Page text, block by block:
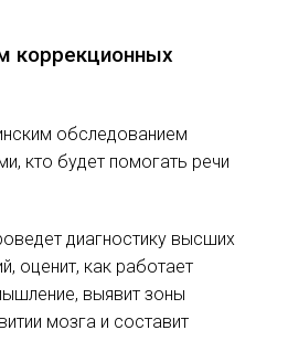
коррекционных
обследованием
кто будет помогать речи
диагностику высших
оценит, как работает
выявит зоны
мозга и составит